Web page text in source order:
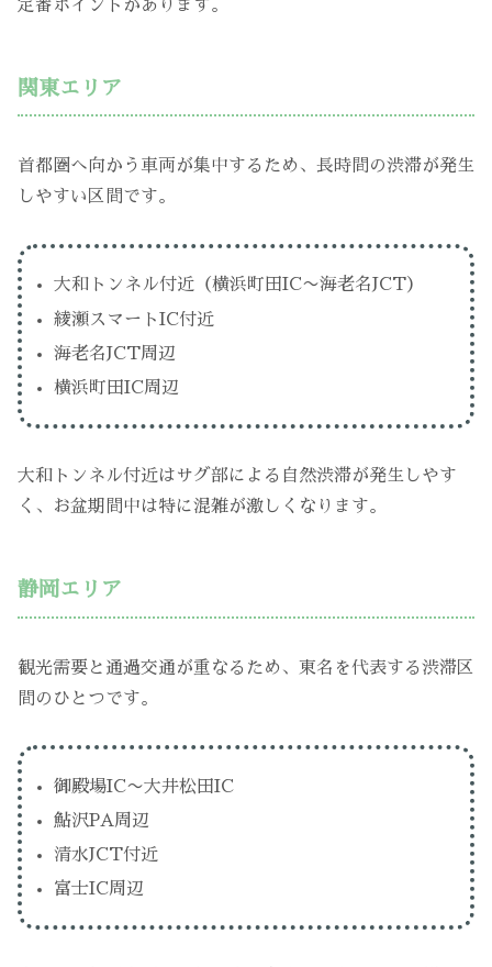
定番ポイントがあります。
関東エリア
首都圏へ向かう車両が集中するため、長時間の渋滞が発生
しやすい区間です。
大和トンネル付近（横浜町田IC〜海老名JCT）
綾瀬スマートIC付近
海老名JCT周辺
横浜町田IC周辺
大和トンネル付近はサグ部による自然渋滞が発生しやす
く、お盆期間中は特に混雑が激しくなります。
静岡エリア
観光需要と通過交通が重なるため、東名を代表する渋滞区
間のひとつです。
御殿場IC〜大井松田IC
鮎沢PA周辺
清水JCT付近
富士IC周辺